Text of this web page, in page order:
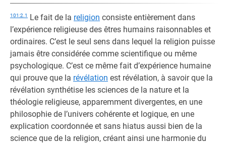
101:2.1 Le fait de la religion consiste entièrement dans
l’expérience religieuse des êtres humains raisonnables et
ordinaires. C’est le seul sens dans lequel la religion puisse
jamais être considérée comme scientifique ou même
psychologique. C’est ce même fait d’expérience humaine
qui prouve que la révélation est révélation, à savoir que la
révélation synthétise les sciences de la nature et la
théologie religieuse, apparemment divergentes, en une
philosophie de l’univers cohérente et logique, en une
explication coordonnée et sans hiatus aussi bien de la
science que de la religion, créant ainsi une harmonie du